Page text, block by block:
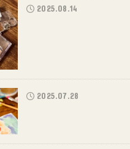
2025.08.14
2025.07.28